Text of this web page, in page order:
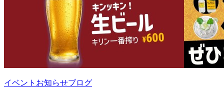
イベント お知らせブログ